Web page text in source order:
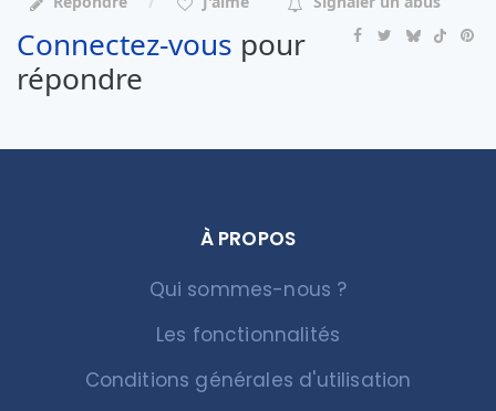
Connectez-vous pour
répondre
À PROPOS
Qui sommes-nous ?
Les fonctionnalités
Conditions générales d'utilisation